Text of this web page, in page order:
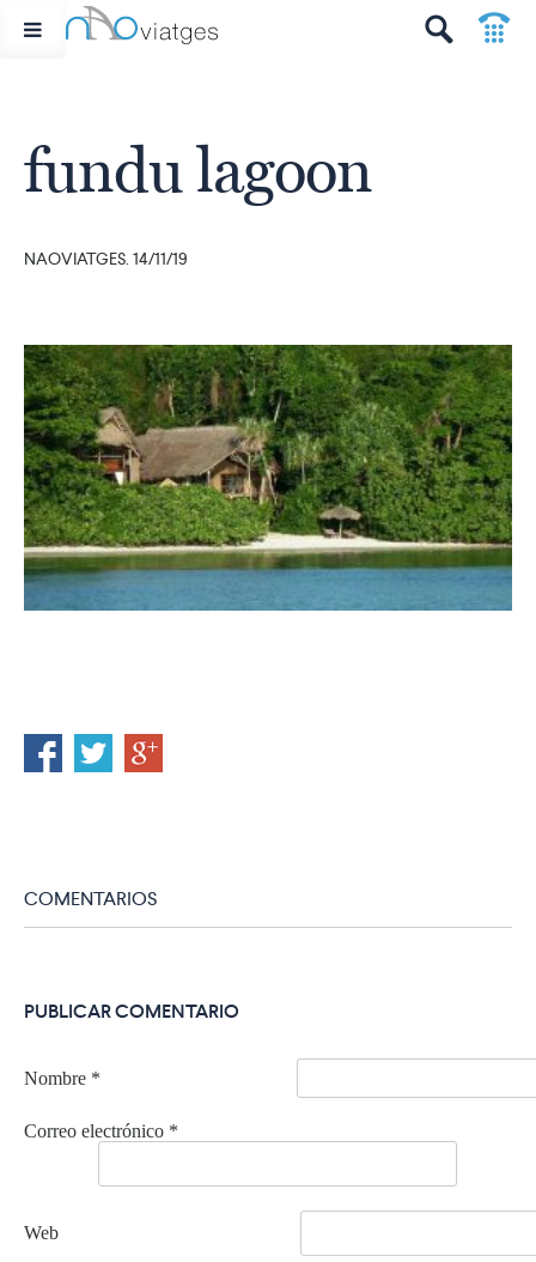
fundu lagoon
NAOVIATGES. 14/11/19
COMENTARIOS
PUBLICAR COMENTARIO
Nombre *
Correo electrónico *
Web
t
p